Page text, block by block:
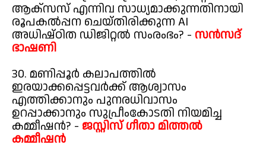
ആക്സസ് എന്നിവ സാധ്യമാക്കുന്നതിനായി
രൂപകൽപ്പന ചെയ്തിരിക്കുന്ന AI
അധിഷ്ഠിത ഡിജിറ്റൽ സംരംഭം? - സൻസദ്
ഭാഷണി
30. മണിപ്പൂർ കലാപത്തിൽ
ഇരയാക്കപ്പെട്ടവർക്ക് ആശ്വാസം
എത്തിക്കാനും പുനരധിവാസം
ഉറപ്പാക്കാനും സുപ്രീംകോടതി നിയമിച്ച
കമ്മീഷൻ? - ജസ്റ്റിസ് ഗീതാ മിത്തൽ
കമ്മീഷൻ